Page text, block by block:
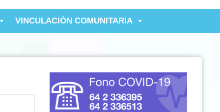
VINCULACIÓN COMUNITARIA